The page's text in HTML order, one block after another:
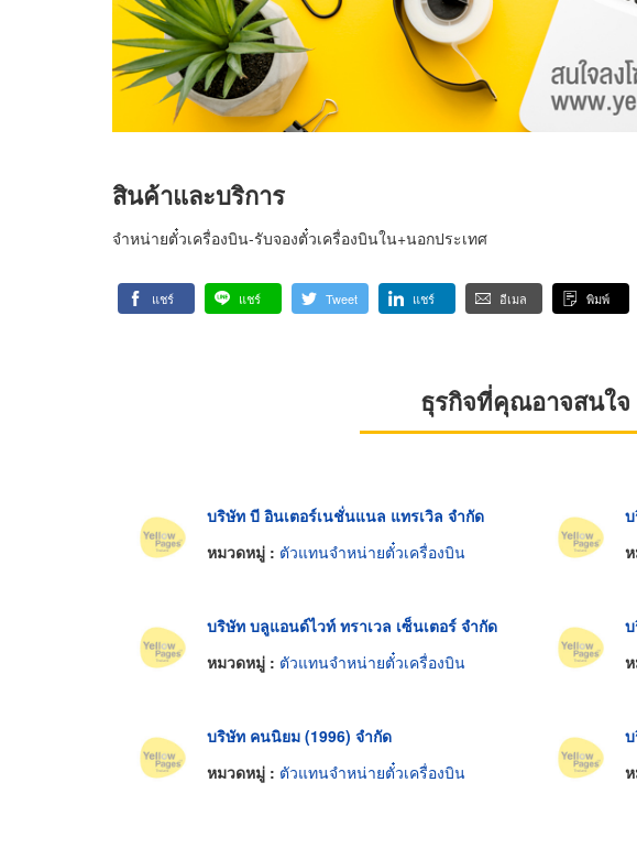
สินค้าและบริการ
จำหน่ายตั๋วเครื่องบิน-รับจองตั๋วเครื่องบินใน+นอกประเทศ
แชร์ แชร์ Tweet แชร์ อีเมล พิมพ์
ธุรกิจที่คุณอาจสนใจ
บริษัท บี อินเตอร์เนชั่นแนล แทรเวิล จำกัด
หมวดหมู่ : ตัวแทนจำหน่ายตั๋วเครื่องบิน
บริษัท บลูแอนด์ไวท์ ทราเวล เซ็นเตอร์ จำกัด
หมวดหมู่ : ตัวแทนจำหน่ายตั๋วเครื่องบิน
บริษัท คนนิยม (1996) จำกัด
หมวดหมู่ : ตัวแทนจำหน่ายตั๋วเครื่องบิน